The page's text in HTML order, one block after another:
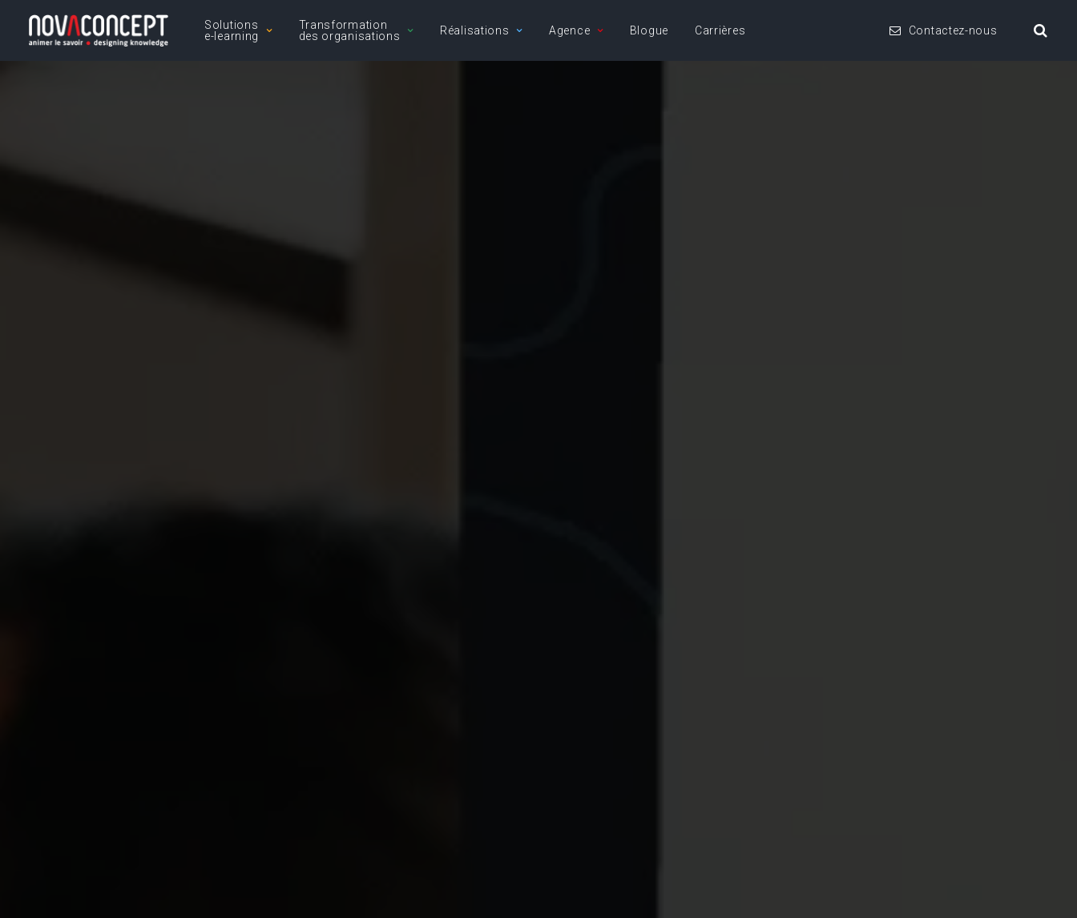
Solutions
e-learning
Transformation
des organisations
Réalisations Agence Blogue Carrières Contactez-nous